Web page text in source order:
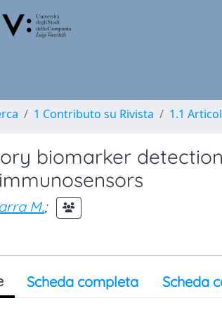
1 Contributo su Rivista 1.1
biomarker
M.;
Scheda completa Scheda